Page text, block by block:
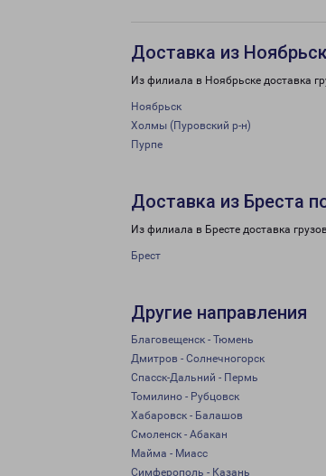
Доставка из
Из филиала в Ноябрьске доставка
Ноябрьск
Холмы (Пуровский р-н)
Пурпе
Доставка из Бреста
Из филиала в Бресте доставка
Брест
Другие направления
Благовещенск - Тюмень
Дмитров - Солнечногорск
Спасск-Дальний - Пермь
Томилино - Рубцовск
Хабаровск - Балашов
Смоленск - Абакан
Майма - Миасс
Симферополь - Казань